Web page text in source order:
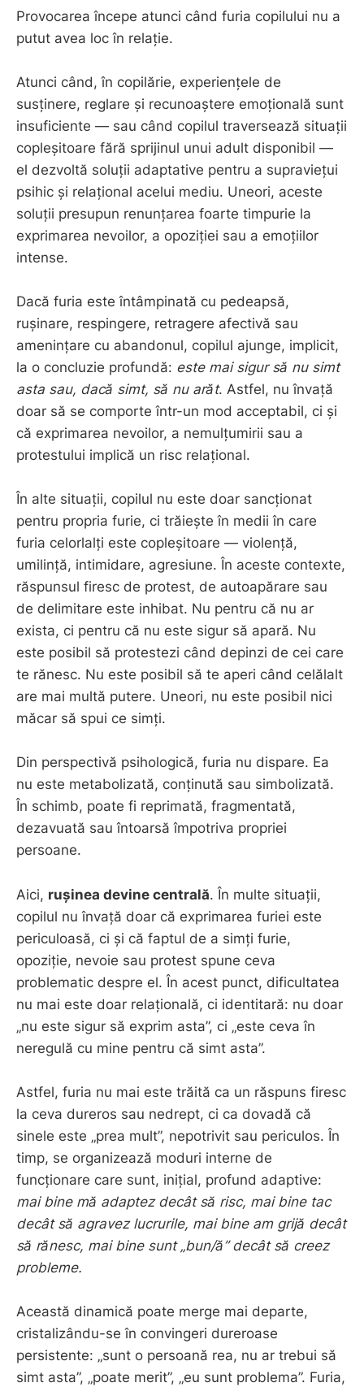
Provocarea începe atunci când furia copilului nu a
putut avea loc în relație.
Atunci când, în copilărie, experiențele de
susținere, reglare și recunoaștere emoțională sunt
insuficiente — sau când copilul traversează situații
copleșitoare fără sprijinul unui adult disponibil —
el dezvoltă soluții adaptative pentru a supraviețui
psihic și relațional acelui mediu. Uneori, aceste
soluții presupun renunțarea foarte timpurie la
exprimarea nevoilor, a opoziției sau a emoțiilor
intense.
Dacă furia este întâmpinată cu pedeapsă,
rușinare, respingere, retragere afectivă sau
amenințare cu abandonul, copilul ajunge, implicit,
la o concluzie profundă: este mai sigur să nu simt
asta sau, dacă simt, să nu arăt. Astfel, nu învață
doar să se comporte într-un mod acceptabil, ci și
că exprimarea nevoilor, a nemulțumirii sau a
protestului implică un risc relațional.
În alte situații, copilul nu este doar sancționat
pentru propria furie, ci trăiește în medii în care
furia celorlalți este copleșitoare — violență,
umilință, intimidare, agresiune. În aceste contexte,
răspunsul firesc de protest, de autoapărare sau
de delimitare este inhibat. Nu pentru că nu ar
exista, ci pentru că nu este sigur să apară. Nu
este posibil să protestezi când depinzi de cei care
te rănesc. Nu este posibil să te aperi când celălalt
are mai multă putere. Uneori, nu este posibil nici
măcar să spui ce simți.
Din perspectivă psihologică, furia nu dispare. Ea
nu este metabolizată, conținută sau simbolizată.
În schimb, poate fi reprimată, fragmentată,
dezavuată sau întoarsă împotriva propriei
persoane.
Aici, rușinea devine centrală. În multe situații,
copilul nu învață doar că exprimarea furiei este
periculoasă, ci și că faptul de a simți furie,
opoziție, nevoie sau protest spune ceva
problematic despre el. În acest punct, dificultatea
nu mai este doar relațională, ci identitară: nu doar
„nu este sigur să exprim asta”, ci „este ceva în
neregulă cu mine pentru că simt asta”.
Astfel, furia nu mai este trăită ca un răspuns firesc
la ceva dureros sau nedrept, ci ca dovadă că
sinele este „prea mult”, nepotrivit sau periculos. În
timp, se organizează moduri interne de
funcționare care sunt, inițial, profund adaptive:
mai bine mă adaptez decât să risc, mai bine tac
decât să agravez lucrurile, mai bine am grijă decât
să rănesc, mai bine sunt „bun/ă” decât să creez
probleme.
Această dinamică poate merge mai departe,
cristalizându-se în convingeri dureroase
persistente: „sunt o persoană rea, nu ar trebui să
simt asta”, „poate merit”, „eu sunt problema”. Furia,